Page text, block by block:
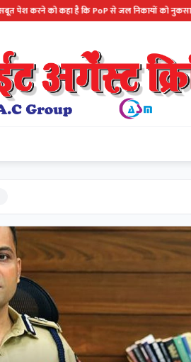
कि PoP से जल निकायों को नुकसान नहीं पहुँचता है.........